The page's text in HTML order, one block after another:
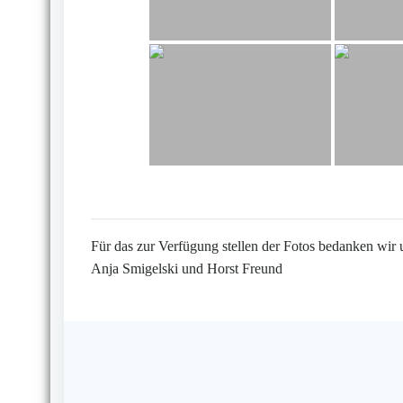
Für das zur Verfügung stellen der Fotos bedanken wir
Anja Smigelski und Horst Freund